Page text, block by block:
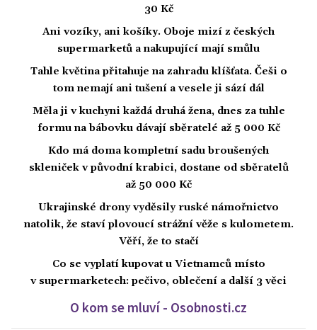
30 Kč
Ani vozíky, ani košíky. Oboje mizí z českých
supermarketů a nakupující mají smůlu
Tahle květina přitahuje na zahradu klíšťata. Češi o
tom nemají ani tušení a vesele ji sází dál
Měla ji v kuchyni každá druhá žena, dnes za tuhle
formu na bábovku dávají sběratelé až 5 000 Kč
Kdo má doma kompletní sadu broušených
skleniček v původní krabici, dostane od sběratelů
až 50 000 Kč
Ukrajinské drony vyděsily ruské námořnictvo
natolik, že staví plovoucí strážní věže s kulometem.
Věří, že to stačí
Co se vyplatí kupovat u Vietnamců místo
v supermarketech: pečivo, oblečení a další 3 věci
O kom se mluví - Osobnosti.cz